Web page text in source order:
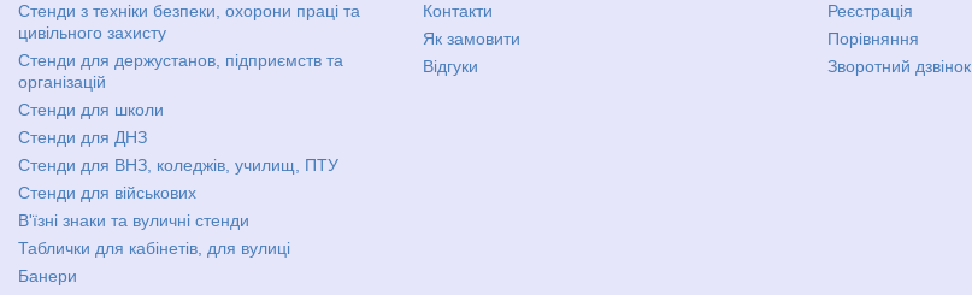
Стенди з техніки безпеки, охорони праці та
цивільного захисту
Стенди для держустанов, підприємств та
організацій
Стенди для школи
Стенди для ДНЗ
Стенди для ВНЗ, коледжів, училищ, ПТУ
Стенди для військових
В'їзні знаки та вуличні стенди
Таблички для кабінетів, для вулиці
Банери
Контакти
Як замовити
Відгуки
Реєстрація
Порівняння
Зворотний дзвінок